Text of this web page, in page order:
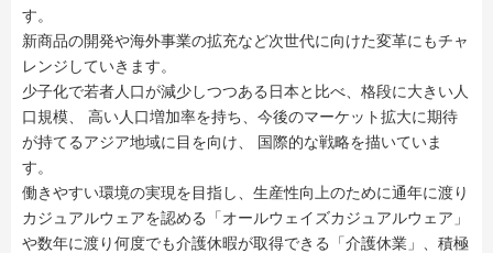
す。
新商品の開発や海外事業の拡充など次世代に向けた変革にもチャ
レンジしていきます。
少子化で若者人口が減少しつつある日本と比べ、格段に大きい人
口規模、 高い人口増加率を持ち、今後のマーケット拡大に期待
が持てるアジア地域に目を向け、 国際的な戦略を描いていま
す。
働きやすい環境の実現を目指し、生産性向上のために通年に渡り
カジュアルウェアを認める「オールウェイズカジュアルウェア」
や数年に渡り何度でも介護休暇が取得できる「介護休業」、積極